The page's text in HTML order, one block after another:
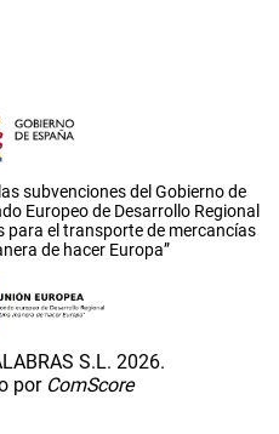
subvenciones del Gobierno de
Europeo de Desarrollo Regional
para el transporte de mercancías
de hacer Europa”
S.L. 2026.
por ComScore